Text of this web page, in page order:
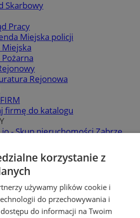
Skarbowy
Pracy
Miejska policji
Miejska
Pożarna
Rejonowa
firmę do katalogu
- Skup nieruchomości Zabrze
ogłoszenie
IT
- praca w Zabrzu
Zabrze
korzystanie z
używamy plików cookie i
do przechowywania i
do informacji na Twoim